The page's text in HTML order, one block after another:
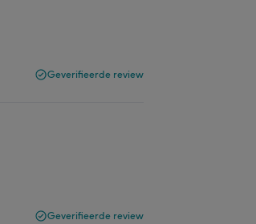
Geverifieerde review
Geverifieerde review